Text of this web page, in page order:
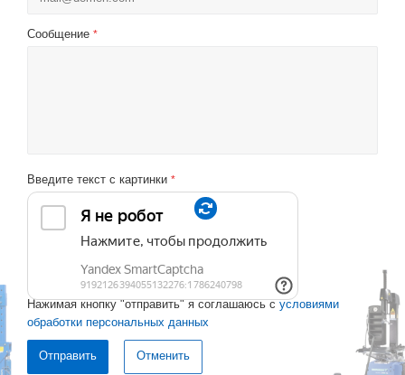
Сообщение *
Введите текст с картинки *
Нажимая кнопку "отправить" я соглашаюсь с условиями
обработки персональных данных
Отменить